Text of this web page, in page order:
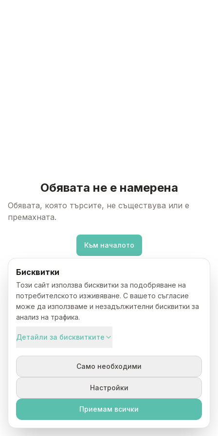
Обявата не е намерена
Обявата, която търсите, не съществува или е
премахната.
Към началото
Бисквитки
Този сайт използва бисквитки за подобряване на
потребителското изживяване. С вашето съгласие
може да използваме и незадължителни бисквитки за
анализ на трафика.
Детайли за бисквитките
Само необходими
Настройки
Приемам всички